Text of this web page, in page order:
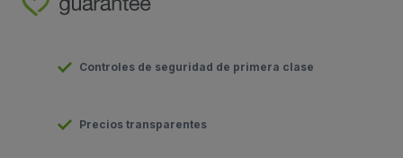
Controles de seguridad de primera clase
Precios transparentes